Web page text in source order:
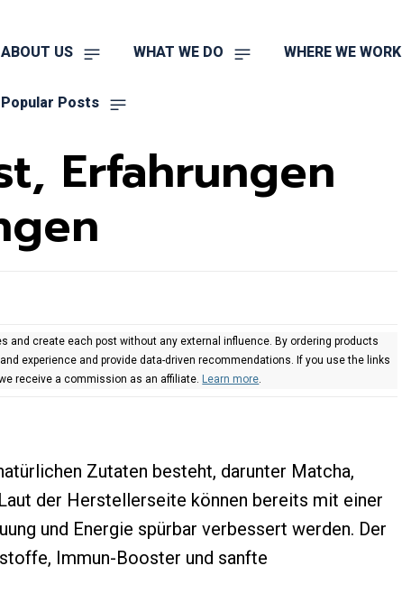
ABOUT US WHAT WE DO WHERE WE WORK
Popular Posts
Erfahrungen
and create each post without any external influence. By ordering products
experience and provide data-driven recommendations. If you use the links
receive a commission as an affiliate. Learn more.
Zutaten besteht, darunter Matcha,
der Herstellerseite können bereits mit einer
und Energie spürbar verbessert werden. Der
Immun-Booster und sanfte